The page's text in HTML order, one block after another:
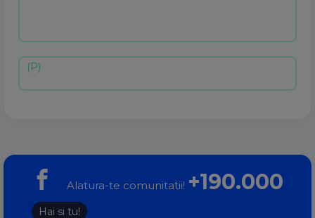
Alatura-te comunitatii! +190.000
Hai si tu!